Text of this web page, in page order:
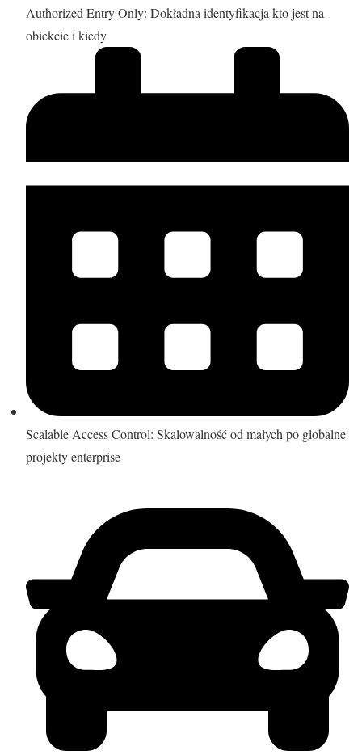
Authorized Entry Only: Dokładna identyfikacja kto jest na
obiekcie i kiedy
Scalable Access Control: Skalowalność od małych po globalne
projekty enterprise